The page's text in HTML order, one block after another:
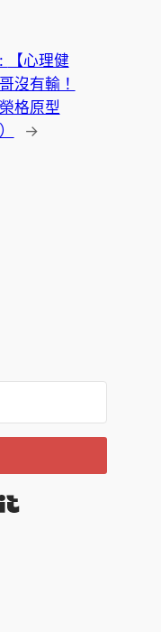
【心理健
沒有輸！
格原型
→